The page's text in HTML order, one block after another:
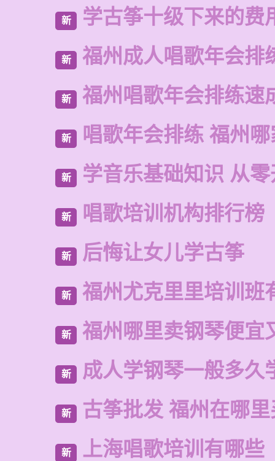
新 学古筝十级下来的费
新 福州成人唱歌年会排
新 福州唱歌年会排练速
新 唱歌年会排练 福州
新 学音乐基础知识 从
新 唱歌培训机构排行榜
新 后悔让女儿学古筝
新 福州尤克里里培训班
新 福州哪里卖钢琴便宜
新 成人学钢琴一般多久
新 古筝批发 福州在哪
新 上海唱歌培训有哪些